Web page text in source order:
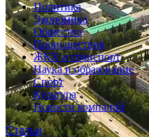
Политика
Экономика
Общество
Происшествия
ЖКХ и транспорт
Наука и образование
Спорт
Культура
Новости компаний
Статьи